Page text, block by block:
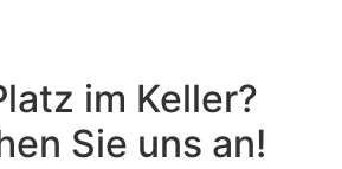
im Keller?
Sie uns an!